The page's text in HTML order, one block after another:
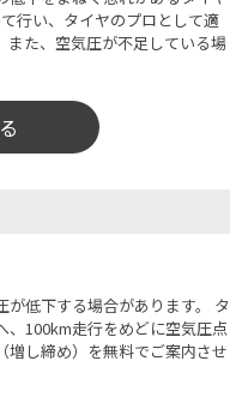
行い、タイヤのプロとして適
た、空気圧が不足している場
低下する場合があります。 タ
、100km走行をめどに空気圧点
増し締め）を無料でご案内させ